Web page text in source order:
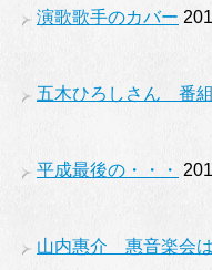
演歌歌手のカバー
五木ひろしさん 番
平成最後の・・・
山内惠介 惠音楽会